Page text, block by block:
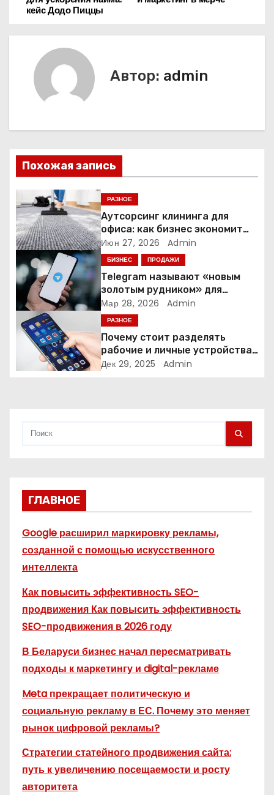
ц
и
я
п
о
з
а
п
и
кейс Додо Пиццы
Автор: admin
Похожая запись
РАЗНОЕ
Аутсорсинг клининга для
офиса: как бизнес экономит
время и деньги на уборке
Июн 27, 2026 Admin
БИЗНЕС ПРОДАЖИ
Telegram называют «новым
золотым рудником» для
креаторов: как блогеры
создают онлайн-бизнес
Мар 28, 2026 Admin
РАЗНОЕ
Почему стоит разделять
рабочие и личные устройства
— и чем опасно всё смешивать
Дек 29, 2025 Admin
ГЛАВНОЕ
Google расширил маркировку рекламы,
созданной с помощью искусственного
интеллекта
Как повысить эффективность SEO-
продвижения Как повысить эффективность
SEO-продвижения в 2026 году
В Беларуси бизнес начал пересматривать
подходы к маркетингу и digital-рекламе
Meta прекращает политическую и
социальную рекламу в ЕС. Почему это меняет
рынок цифровой рекламы?
Стратегии статейного продвижения сайта:
путь к увеличению посещаемости и росту
авторитета